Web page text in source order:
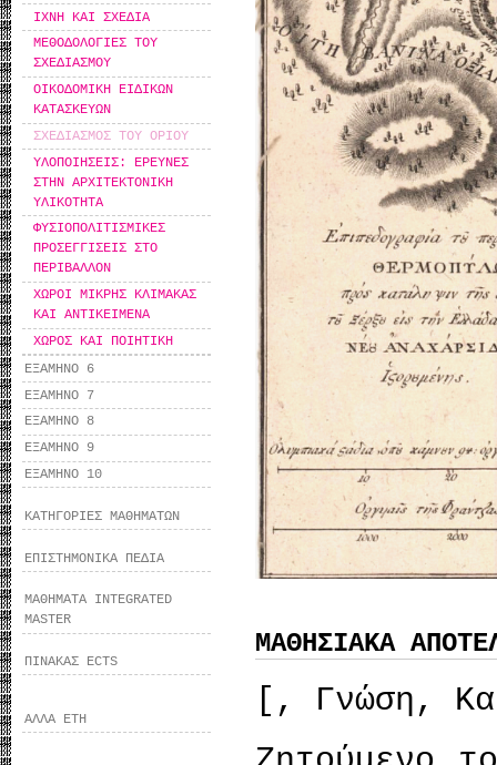
ΙΧΝΗ ΚΑΙ ΣΧΕΔΙΑ
ΜΕΘΟΔΟΛΟΓΙΕΣ ΤΟΥ
ΣΧΕΔΙΑΣΜΟΥ
ΟΙΚΟΔΟΜΙΚΗ ΕΙΔΙΚΩΝ
ΚΑΤΑΣΚΕΥΩΝ
ΣΧΕΔΙΑΣΜΟΣ ΤΟΥ ΟΡΙΟΥ
ΥΛΟΠΟΙΗΣΕΙΣ: ΕΡΕΥΝΕΣ
ΣΤΗΝ ΑΡΧΙΤΕΚΤΟΝΙΚΗ
ΥΛΙΚΟΤΗΤΑ
ΦΥΣΙΟΠΟΛΙΤΙΣΜΙΚΕΣ
ΠΡΟΣΕΓΓΙΣΕΙΣ ΣΤΟ
ΠΕΡΙΒΑΛΛΟΝ
ΧΩΡΟΙ ΜΙΚΡΗΣ ΚΛΙΜΑΚΑΣ
ΚΑΙ ΑΝΤΙΚΕΙΜΕΝΑ
ΧΩΡΟΣ ΚΑΙ ΠΟΙΗΤΙΚΗ
ΕΞΑΜΗΝΟ 6
ΕΞΑΜΗΝΟ 7
ΕΞΑΜΗΝΟ 8
ΕΞΑΜΗΝΟ 9
ΕΞΑΜΗΝΟ 10
ΚΑΤΗΓΟΡΙΕΣ ΜΑΘΗΜΑΤΩΝ
ΕΠΙΣΤΗΜΟΝΙΚΑ ΠΕΔΙΑ
ΜΑΘΗΜΑΤΑ INTEGRATED
MASTER
ΠΙΝΑΚΑΣ ECTS
ΑΛΛΑ ΕΤΗ
ΜΑΘΗΣΙΑΚΑ
[, Γνώση,